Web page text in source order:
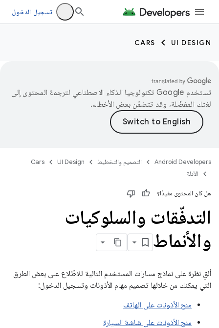
تسجيل الدخول
UI DESIGN
CARS
تستخدم Google تكنولوجيا الذكاء الاصطناعي لترجمة المحتوى إلى
لغتك المفضّلة، وقد تتضمّن بعض الأخطاء.
Android Developers التصميم والتخطيط UI Design
Cars
الأدلة
هل كان المحتوى مفيدًا؟
التدفّقات والسلوكيات
والأنماط
ألقِ نظرة على نماذج مسارات المستخدم التالية للاطّلاع على بعض الطرق
التي يمكنك من خلالها تصميم مهام الأذونات وتسجيل الدخول:
منح الأذونات على الهاتف
منح الأذونات على شاشة السيارة